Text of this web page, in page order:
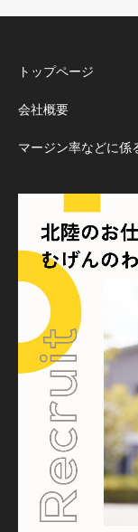
トップページ
会社概要
マージン率などに係